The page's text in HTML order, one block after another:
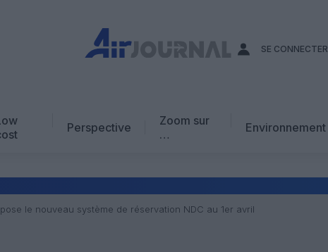
SE CONNECTER
Perspective
Zoom sur
…
Avis d’expert
Environnement
le nouveau système de réservation NDC au 1er avril